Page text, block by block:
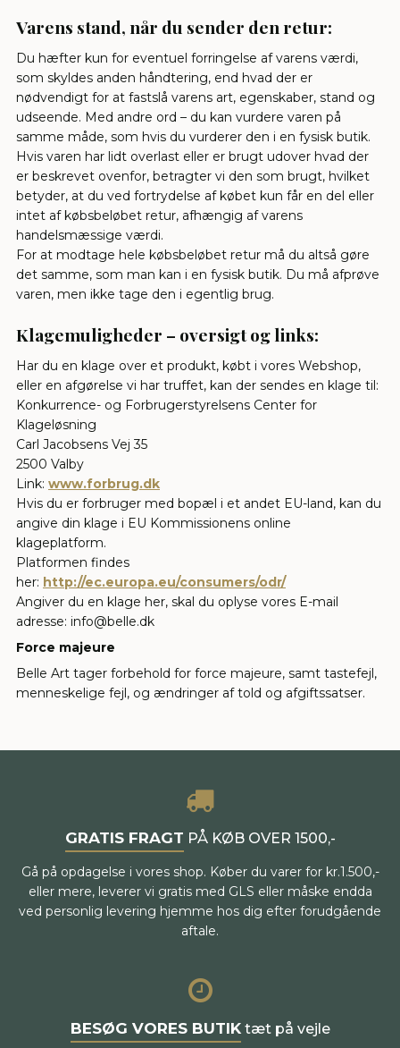
Varens stand, når du sender den retur:
Du hæfter kun for eventuel forringelse af varens værdi,
som skyldes anden håndtering, end hvad der er
nødvendigt for at fastslå varens art, egenskaber, stand og
udseende. Med andre ord – du kan vurdere varen på
samme måde, som hvis du vurderer den i en fysisk butik.
Hvis varen har lidt overlast eller er brugt udover hvad der
er beskrevet ovenfor, betragter vi den som brugt, hvilket
betyder, at du ved fortrydelse af købet kun får en del eller
intet af købsbeløbet retur, afhængig af varens
handelsmæssige værdi.
For at modtage hele købsbeløbet retur må du altså gøre
det samme, som man kan i en fysisk butik. Du må afprøve
varen, men ikke tage den i egentlig brug.
Klagemuligheder – oversigt og links:
Har du en klage over et produkt, købt i vores Webshop,
eller en afgørelse vi har truffet, kan der sendes en klage til:
Konkurrence- og Forbrugerstyrelsens Center for
Klageløsning
Carl Jacobsens Vej 35
2500 Valby
Link: www.forbrug.dk
Hvis du er forbruger med bopæl i et andet EU-land, kan du
angive din klage i EU Kommissionens online
klageplatform.
Platformen findes
her: http://ec.europa.eu/consumers/odr/
Angiver du en klage her, skal du oplyse vores E-mail
adresse: info@belle.dk
Force majeure
Belle Art tager forbehold for force majeure, samt tastefejl,
menneskelige fejl, og ændringer af told og afgiftssatser.
GRATIS FRAGT PÅ KØB OVER 1500,-
Gå på opdagelse i vores shop. Køber du varer for kr.1.500,-
eller mere, leverer vi gratis med GLS eller måske endda
ved personlig levering hjemme hos dig efter forudgående
aftale.
BESØG VORES BUTIKtæt på vejle